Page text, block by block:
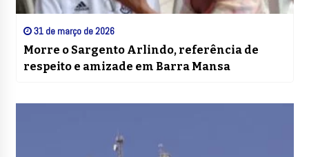
31 de março de 2026
Morre o Sargento Arlindo, referência de
respeito e amizade em Barra Mansa